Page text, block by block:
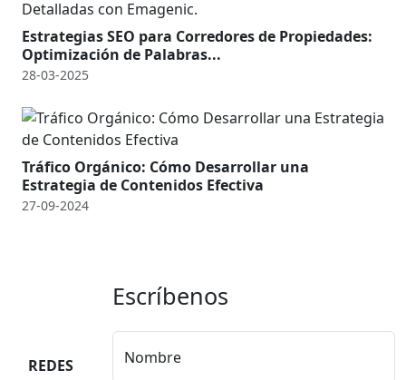
Estrategias SEO para Corredores de Propiedades:
Optimización de Palabras...
28-03-2025
Tráfico Orgánico: Cómo Desarrollar una
Estrategia de Contenidos Efectiva
27-09-2024
REDES
Escríbenos
Nombre